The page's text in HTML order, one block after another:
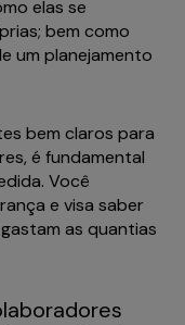
elas se
bem como
um planejamento
bem claros para
é fundamental
Você
e visa saber
as quantias